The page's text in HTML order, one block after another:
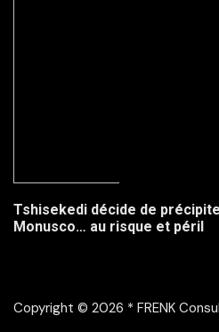
Tshisekedi décide de
Monusco… au risque et péril
Copyright © 2026 * FRENK